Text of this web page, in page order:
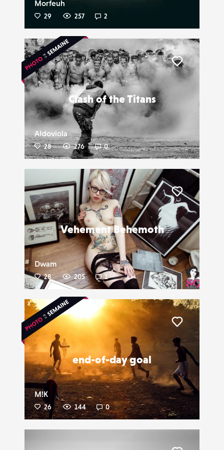
Morfeuh
29 257 2
Clash of the Titans
Aldoviola
28 276 0
Liker
Vehement Behemoth
Dwam
28 205 1
Liker
end-of-day goal
M!K
26 144 0